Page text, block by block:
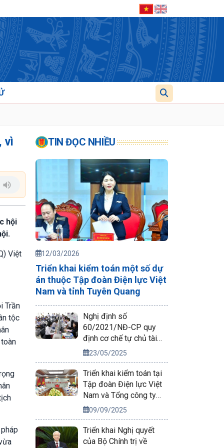
vì
hội
Việt
Trần
tộc
TIN ĐỌC NHIỀU
12/03/2026
Triển khai kiểm toán một số dự
án thuộc Tập đoàn Điện lực Việt
Nam và tỉnh Tuyên Quang
Nghị định số
60/2021/NĐ-CP quy
định cơ chế tự chủ tài
chính của đơn vị sự
nghiệp công lập
23/05/2025
Triển khai kiểm toán tại
Tập đoàn Điện lực Việt
Nam và Tổng công ty
Phát điện 2
09/09/2025
Triển khai Nghị quyết
của Bộ Chính trị về